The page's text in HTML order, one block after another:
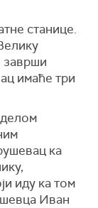
станице.
заврши
имаће три
ка
иду ка том
Иван